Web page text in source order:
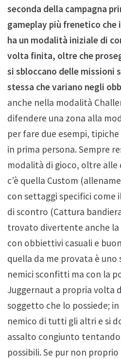
seconda della campagna
gameplay più frenetico che
ha un modalità iniziale di
volta finita, oltre che
si sbloccano delle missioni
stessa che variano negli
anche nella modalità
difendere una zona alla
per fare due esempi,
in prima persona. Sempre
modalità di gioco, oltre alle
c’è quella Custom
con settaggi specifici come
di scontro (Cattura
trovato divertente anche la
con obbiettivi casuali e
quella da me provata è
nemici sconfitti ma con la
Juggernaut a propria volta
soggetto che lo possiede;
nemico di tutti gli altri e si
assalto congiunto
possibili. Se pur non